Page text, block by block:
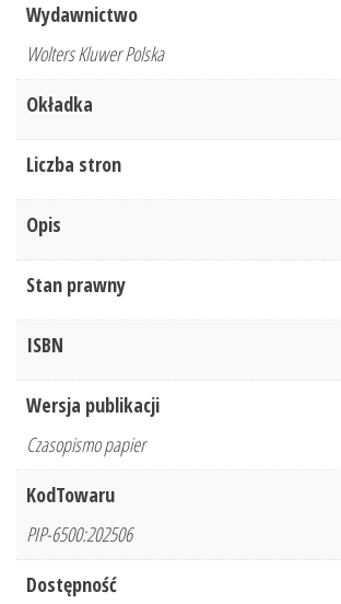
Wydawnictwo
Wolters Kluwer Polska
Okładka
Liczba stron
Opis
Stan prawny
ISBN
Wersja publikacji
Czasopismo papier
KodTowaru
PIP-6500:202506
Dostępność